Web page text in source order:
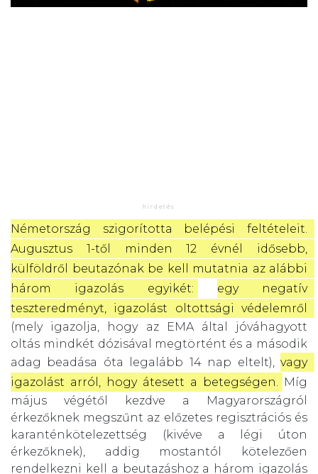
Németország szigorította belépési feltételeit.
Augusztus 1-től minden 12 évnél idősebb,
külföldről beutazónak be kell mutatnia az alábbi
három igazolás egyikét:
egy negatív
(mely igazolja, hogy az EMA által jóváhagyott
oltás mindkét dózisával megtörtént és a második
adag beadása óta legalább 14 nap eltelt), vagy
igazolást arról, hogy átesett a betegségen.
Míg
május végétől kezdve a Magyarországról
érkezőknek megszűnt az előzetes regisztrációs és
karanténkötelezettség (kivéve a légi úton
érkezőknek), addig mostantól kötelezően
rendelkezni kell a beutazáshoz a három igazolás